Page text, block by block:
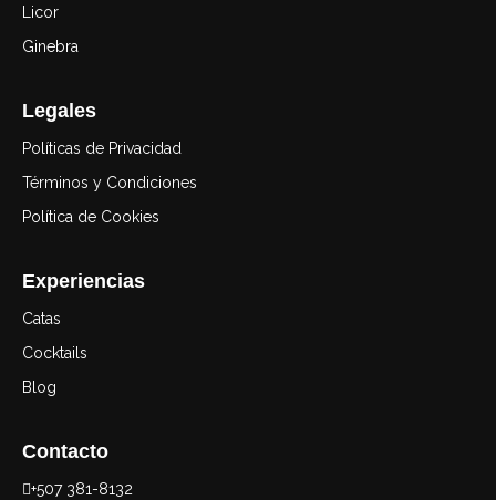
Licor
Ginebra
Legales
Políticas de Privacidad
Términos y Condiciones
Política de Cookies
Experiencias
Catas
Cocktails
Blog
Contacto
+507 381-8132